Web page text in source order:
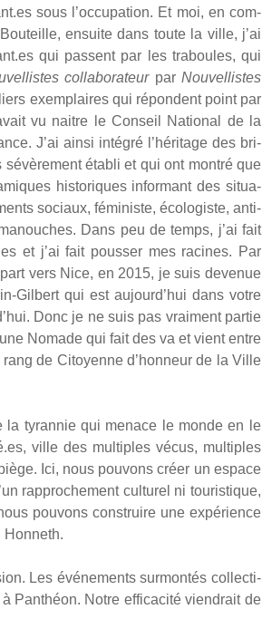
sous l’occupation. Et moi, en com­
ensuite dans toute la ville, j’ai
qui passent par les tra­boules, qui
col­la­bo­ra­teurpar Nou­vel­listes
exem­plaires qui répondent point par
vu naitre le Conseil Natio­nal de la
J’ai ain­si inté­gré l’héritage des bri­
éta­bli et qui ont mon­tré que
his­to­riques infor­mant des situa­
sociaux, fémi­niste, éco­lo­giste, anti-
Dans peu de temps, j’ai fait
et j’ai fait pous­ser mes racines. Par
vers Nice, en 2015, je suis deve­nue
Gil­bert qui est aujourd’hui dans votre
Donc je ne suis pas vrai­ment par­tie
Nomade qui fait des va et vient entre
de Citoyenne d’honneur de la Ville
la tyran­nie qui menace le monde en le
ville des mul­tiples vécus, mul­tiples
Ici, nous pou­vons créer un espace
rap­pro­che­ment cultu­rel ni tou­ris­tique,
pou­vons construire une expé­rience
Hon­neth.
Les évé­ne­ments sur­mon­tés col­lec­ti­
Pan­théon. Notre effi­ca­ci­té vien­drait de